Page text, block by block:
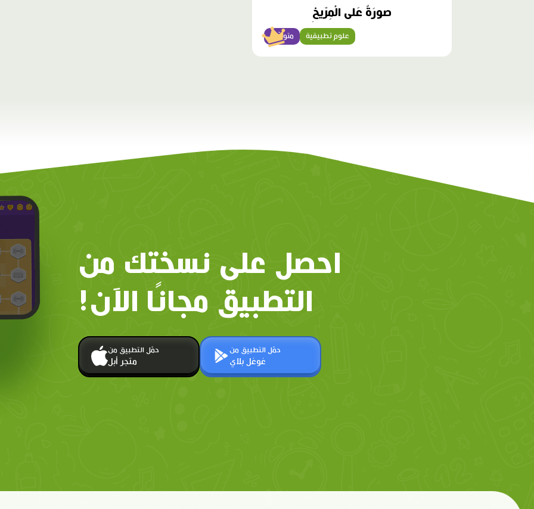
صورَةٌ عَلى الْمِرّيخِ
متوسّط علوم تطبيقية
احصل على نسختك من
التطبيق مجانًا الآن!
حمّل التطبيق من
متجر أبل
حمّل التطبيق من
غوغل بلاي